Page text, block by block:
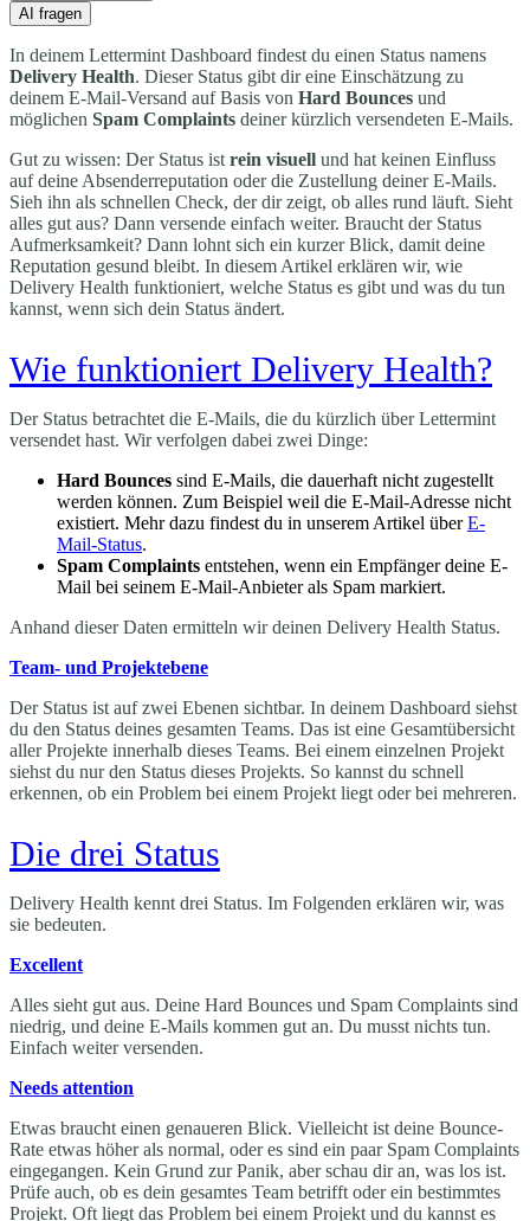
AI fragen
In deinem Lettermint Dashboard findest du einen Status namens
Delivery Health. Dieser Status gibt dir eine Einschätzung zu
deinem E-Mail-Versand auf Basis von Hard Bounces und
möglichen Spam Complaints deiner kürzlich versendeten E-Mails.
Gut zu wissen: Der Status ist rein visuell und hat keinen Einfluss
auf deine Absenderreputation oder die Zustellung deiner E-Mails.
Sieh ihn als schnellen Check, der dir zeigt, ob alles rund läuft. Sieht
alles gut aus? Dann versende einfach weiter. Braucht der Status
Aufmerksamkeit? Dann lohnt sich ein kurzer Blick, damit deine
Reputation gesund bleibt. In diesem Artikel erklären wir, wie
Delivery Health funktioniert, welche Status es gibt und was du tun
kannst, wenn sich dein Status ändert.
Wie funktioniert Delivery Health?
Der Status betrachtet die E-Mails, die du kürzlich über Lettermint
versendet hast. Wir verfolgen dabei zwei Dinge:
Hard Bounces sind E-Mails, die dauerhaft nicht zugestellt
werden können. Zum Beispiel weil die E-Mail-Adresse nicht
existiert. Mehr dazu findest du in unserem Artikel überE-
Mail-Status.
Spam Complaints entstehen, wenn ein Empfänger deine E-
Mail bei seinem E-Mail-Anbieter als Spam markiert.
Anhand dieser Daten ermitteln wir deinen Delivery Health Status.
Team- und Projektebene
Der Status ist auf zwei Ebenen sichtbar. In deinem Dashboard siehst
du den Status deines gesamten Teams. Das ist eine Gesamtübersicht
aller Projekte innerhalb dieses Teams. Bei einem einzelnen Projekt
siehst du nur den Status dieses Projekts. So kannst du schnell
erkennen, ob ein Problem bei einem Projekt liegt oder bei mehreren.
Die drei Status
Delivery Health kennt drei Status. Im Folgenden erklären wir, was
sie bedeuten.
Excellent
Alles sieht gut aus. Deine Hard Bounces und Spam Complaints sind
niedrig, und deine E-Mails kommen gut an. Du musst nichts tun.
Einfach weiter versenden.
Needs attention
Etwas braucht einen genaueren Blick. Vielleicht ist deine Bounce-
Rate etwas höher als normal, oder es sind ein paar Spam Complaints
eingegangen. Kein Grund zur Panik, aber schau dir an, was los ist.
Prüfe auch, ob es dein gesamtes Team betrifft oder ein bestimmtes
Projekt. Oft liegt das Problem bei einem Projekt und du kannst es